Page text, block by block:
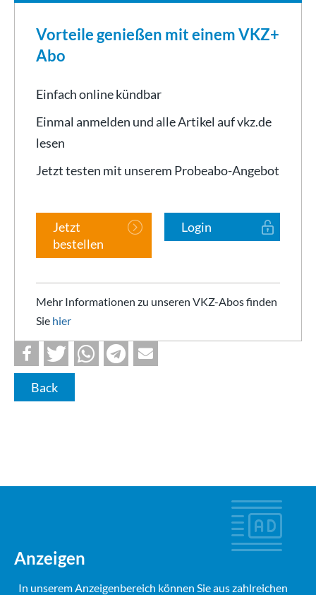
Vorteile genießen mit einem VKZ+
Abo
Einfach online kündbar
Einmal anmelden und alle Artikel auf vkz.de
lesen
Jetzt testen mit unserem Probeabo-Angebot
Jetzt
bestellen
Login
Mehr Informationen zu unseren VKZ-Abos finden
Sie hier
Back
Anzeigen
In unserem Anzeigenbereich können Sie aus zahlreichen